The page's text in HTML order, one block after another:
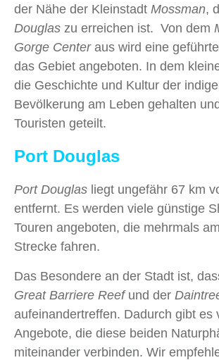
der Nähe der Kleinstadt Mossman,
Douglas zu erreichen ist. Von dem
Gorge Centeraus wird eine
das Gebiet angeboten. In dem
die Geschichte und Kultur der
Bevölkerung am Leben gehalten
Touristen geteilt.
Port Douglas
Port Douglas liegt ungefähr 67 km
entfernt. Es werden viele günstige
Touren angeboten, die mehrmals
Strecke fahren.
Das Besondere an der Stadt ist,
Great Barriere Reefund der
aufeinandertreffen. Dadurch gibt es
Angebote, die diese beiden
miteinander verbinden. Wir